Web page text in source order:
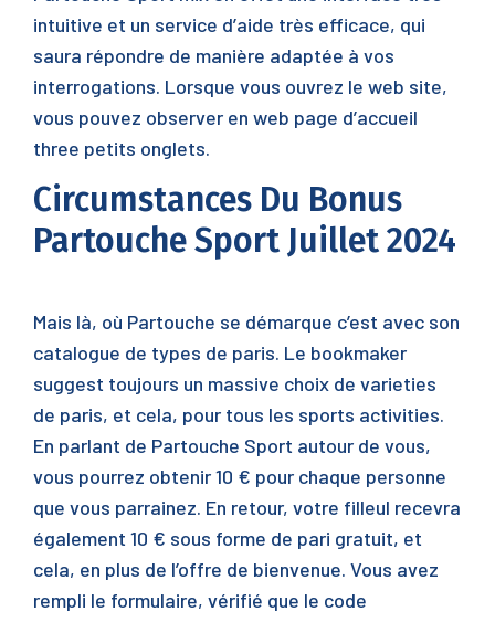
intuitive et un service d’aide très efficace, qui
saura répondre de manière adaptée à vos
interrogations. Lorsque vous ouvrez le web site,
vous pouvez observer en web page d’accueil
three petits onglets.
Circumstances Du Bonus
Partouche Sport Juillet 2024
Mais là, où Partouche se démarque c’est avec son
catalogue de types de paris. Le bookmaker
suggest toujours un massive choix de varieties
de paris, et cela, pour tous les sports activities.
En parlant de Partouche Sport autour de vous,
vous pourrez obtenir 10 € pour chaque personne
que vous parrainez. En retour, votre filleul recevra
également 10 € sous forme de pari gratuit, et
cela, en plus de l’offre de bienvenue. Vous avez
rempli le formulaire, vérifié que le code